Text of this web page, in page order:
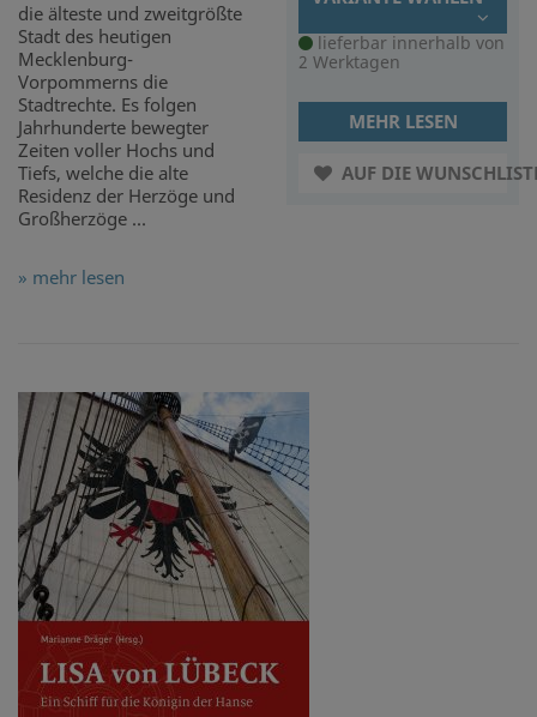
die älteste und zweitgrößte
Stadt des heutigen
Mecklenburg-
Vorpommerns die
Stadtrechte. Es folgen
Jahrhunderte bewegter
Zeiten voller Hochs und
Tiefs, welche die alte
Residenz der Herzöge und
Großherzöge ...
» mehr lesen
lieferbar innerhalb von
2 Werktagen
MEHR LESEN
AUF DIE